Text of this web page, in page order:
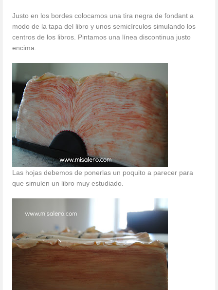
Justo en los bordes colocamos una tira negra de fondant a
modo de la tapa del libro y unos semicírculos simulando los
centros de los libros. Pintamos una línea discontinua justo
encima.
Las hojas debemos de ponerlas un poquito a parecer para
que simulen un libro muy estudiado.